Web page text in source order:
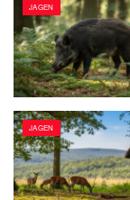
JAGEN
JAGEN